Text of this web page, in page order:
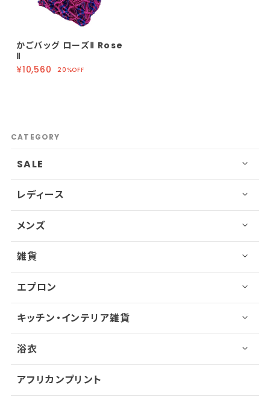
かごバッグ ローズⅡ Rose
Ⅱ
¥10,560
20%OFF
CATEGORY
SALE
レディース
メンズ
雑貨
エプロン
キッチン・インテリア雑貨
浴衣
アフリカンプリント